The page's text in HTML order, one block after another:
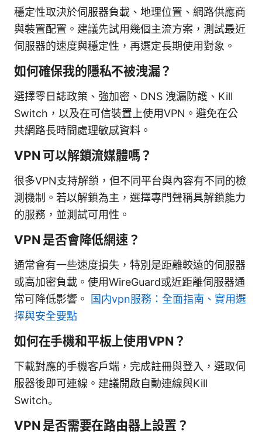
穩定性取決於伺服器負載、地理位置、網路供應商
與裝置配置。建議先試用幾個主流方案，測試最近
伺服器的速度與穩定性，再選定長期使用對象。
如何確保我的隱私不被洩漏？
選擇零日誌政策、強加密、DNS 洩漏防護、Kill
Switch，以及在可信裝置上使用VPN。避免在公
共網路長時間處理敏感資料。
VPN 可以解鎖流媒體嗎？
很多VPN支持解鎖，但不同平台與內容有不同的檢
測機制。若以解鎖為主，選擇專門聲稱具解鎖能力
的服務，並測試可用性。
VPN 是否會降低網速？
通常會有一些速度損失，特別是距離較遠的伺服器
或高加密負載。使用WireGuard或近距離伺服器通
常可降低影響。
国内vpn服務：全面指南、實用選
擇與安全要點
如何在手機和平板上使用VPN？
下載對應的手機客戶端，完成註冊與登入，選取伺
服器後即可連線。建議開啟自動連線與Kill
Switch。
VPN 是否需要在路由器上設置？